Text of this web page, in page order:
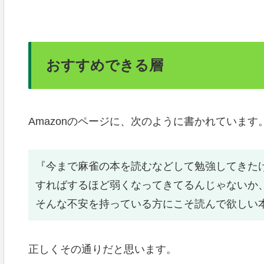
おすすめできる層
Amazonのページに、次のように書かれています。
『今まで麻雀の本を読むなどして勉強してきた
すればするほど弱くなってきてるんじゃないか、
そんな不安を持っている方にこそ読んで欲しい
正しくその通りだと思います。